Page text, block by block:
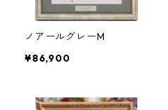
ノアールグレーM
¥86,900